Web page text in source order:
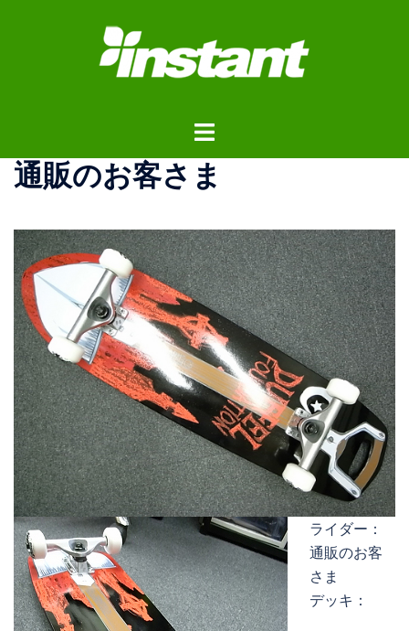
ス
ト
ル
ュ
ー
通販のお客さま
ライダー：
通販のお客
さま
デッキ：